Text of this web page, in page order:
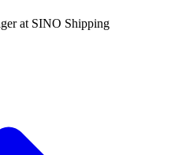
at SINO Shipping